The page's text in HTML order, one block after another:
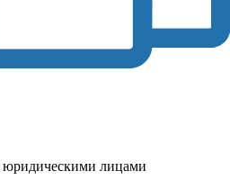
юридическими лицами